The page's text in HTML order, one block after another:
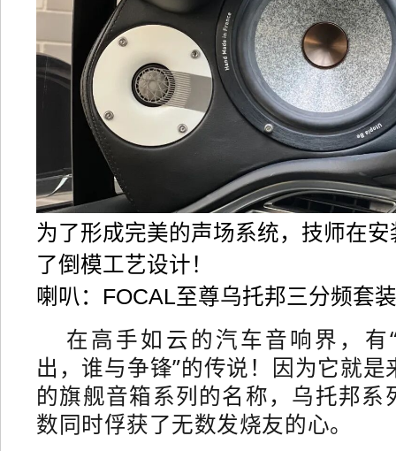
为了形成完美的声场系统，技师在
了倒模工艺设计！
喇叭：FOCAL至尊乌托邦三分频套装
在高手如云的汽车音响界，有
出，谁与争锋”的传说！因为它就是
的旗舰音箱系列的名称，乌托邦系
数同时俘获了无数发烧友的心。